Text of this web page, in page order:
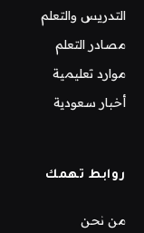
التدريس والتعلم
مصادر التعلم
موارد تعليمية
أخبار سعودية
روابط تهمك
من نحن